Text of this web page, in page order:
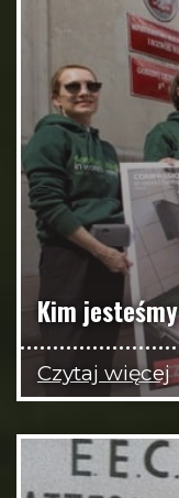
Kim jesteśmy
Czytaj więcej